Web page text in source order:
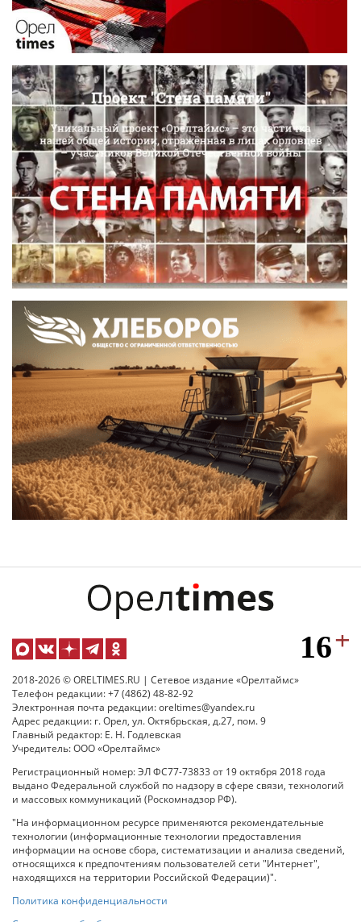
2018-2026 © ORELTIMES.RU | Сетевое издание «Орелтаймс»
Телефон редакции: +7 (4862) 48-82-92
Электронная почта редакции: oreltimes@yandex.ru
Адрес редакции: г. Орел, ул. Октябрьская, д.27, пом. 9
Главный редактор: Е. Н. Годлевская
Учредитель: ООО «Орелтаймс»
Регистрационный номер: ЭЛ ФС77-73833 от 19 октября 2018 года
выдано Федеральной службой по надзору в сфере связи, технологий
и массовых коммуникаций (Роскомнадзор РФ).
"На информационном ресурсе применяются рекомендательные
технологии (информационные технологии предоставления
информации на основе сбора, систематизации и анализа сведений,
относящихся к предпочтениям пользователей сети "Интернет",
находящихся на территории Российской Федерации)".
Политика конфиденциальности